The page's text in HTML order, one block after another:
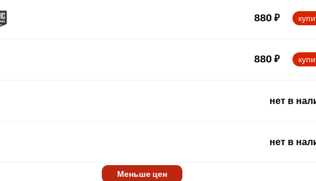
880 ₽
880 ₽
нет в
нет в
Меньше цен